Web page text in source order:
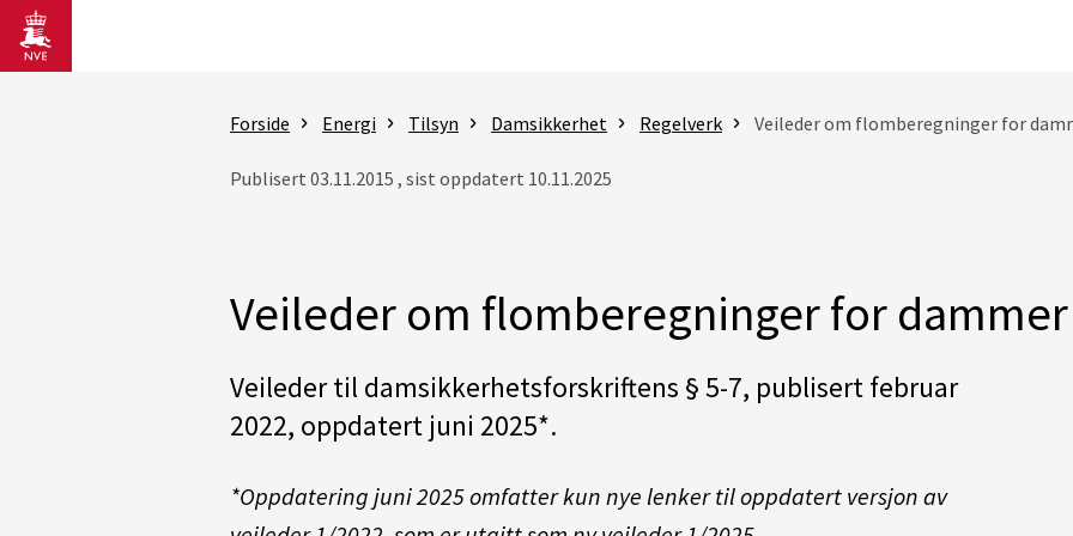
Gå til hovedinnhold
Forside Energi Tilsyn Damsikkerhet Regelverk Veileder om flomberegninger for
Publisert 03.11.2015 , sist oppdatert 10.11.2025
Veileder om flomberegninger for dammer
Veileder til damsikkerhetsforskriftens § 5-7, publisert februar
2022, oppdatert juni 2025*.
*Oppdatering juni 2025 omfatter kun nye lenker tiloppdatert versjon av